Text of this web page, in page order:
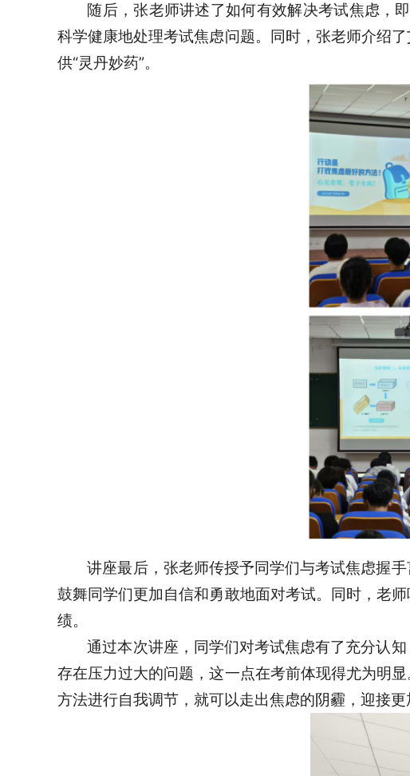
随后，张老师讲述了如何有效解决考试焦虑，
科学健康地处理考试焦虑问题。同时，张老师介绍
供“灵丹妙药”。
讲座最后，张老师传授予同学们与考试焦虑握
鼓舞同学们更加自信和勇敢地面对考试。同时，老
绩。
通过本次讲座，同学们对考试焦虑有了充分认
存在压力过大的问题，这一点在考前体现得尤为明
方法进行自我调节，就可以走出焦虑的阴霾，迎接更